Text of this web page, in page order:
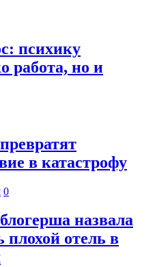
психику
работа, но и
в катастрофу
0
назвала
отель в